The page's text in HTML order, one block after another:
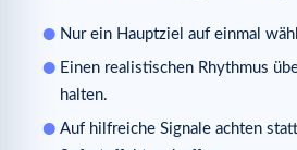
Nur ein Hauptziel auf einmal
Einen realistischen Rhythmus
halten.
Auf hilfreiche Signale achten